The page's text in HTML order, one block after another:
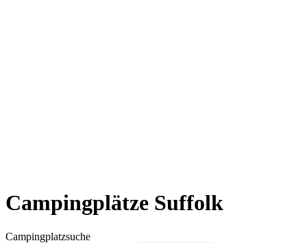
Campingplätze Suffolk
Campingplatzsuche